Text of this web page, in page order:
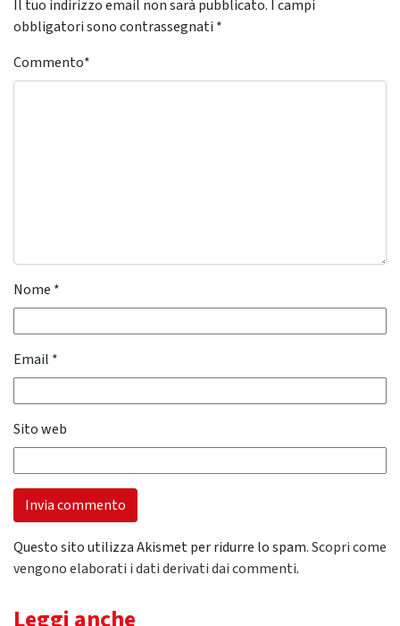
Il tuo indirizzo email non sarà pubblicato. I campi
obbligatori sono contrassegnati *
Commento*
Nome *
Email *
Sito web
Questo sito utilizza Akismet per ridurre lo spam.Scopri come
vengono elaborati i dati derivati dai commenti.